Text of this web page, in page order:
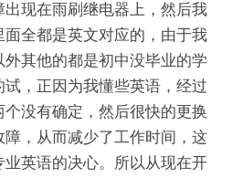
现在雨刷继电器上，然后我
全都是英文对应的，由于我
其他的都是初中没毕业的学
，正因为我懂些英语，经过
没有确定，然后很快的更换
，从而减少了工作时间，这
英语的决心。所以从现在开